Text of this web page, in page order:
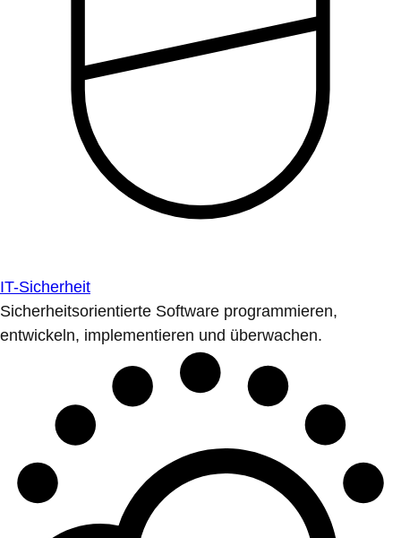
IT-Sicherheit
Sicherheitsorientierte Software programmieren,
entwickeln, implementieren und überwachen.